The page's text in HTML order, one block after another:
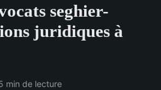
seghier-
juridiques à
min de lecture